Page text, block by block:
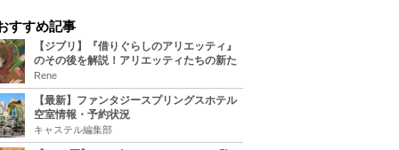
すすめ記事
【ジブリ】『借りぐらしのアリエッティ』
のその後を解説！アリエッティたちの新た
な住処は？翔の病気は治る？
Rene
【最新】ファンタジースプリングスホテル
空室情報・予約状況
キャステル編集部